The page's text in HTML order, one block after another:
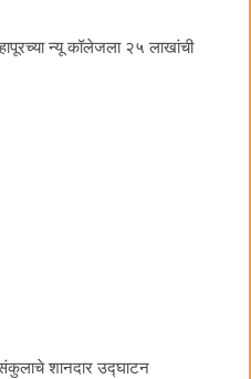
न्यू कॉलेजला २५ लाखांची
शानदार उद्घाटन